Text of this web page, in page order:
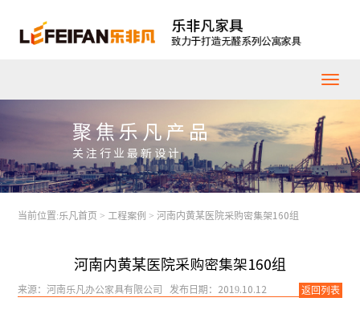
聚焦乐凡产品
关注行业最新设计
当前位置:乐凡首页 > 工程案例 > 河南内黄某医院采购密集架160组
河南内黄某医院采购密集架160组
来源：河南乐凡办公家具有限公司 发布日期：2019.10.12 返回列表